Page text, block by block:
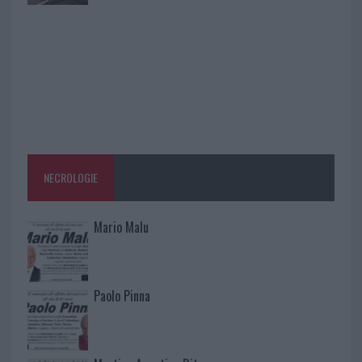
NECROLOGIE
Mario Malu
Paolo Pinna